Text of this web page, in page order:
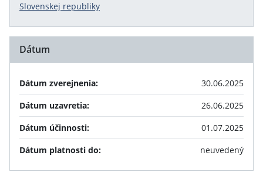
Slovenskej republiky
Dátum
Dátum zverejnenia:
30.06.2025
Dátum uzavretia:
26.06.2025
Dátum účinnosti:
01.07.2025
Dátum platnosti do:
neuvedený